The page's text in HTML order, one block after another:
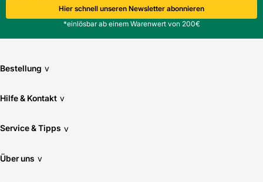
Hier schnell unseren Newsletter abonnieren
*einlösbar ab einem Warenwert von 200€
Bestellung v
Hilfe & Kontakt v
Service & Tipps v
Über uns v